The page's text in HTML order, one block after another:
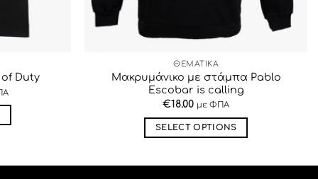
Duty
ΘΕΜΑΤΙΚΑ
Μακρυμάνικο με στάμπα Pablo
Escobar is calling
€18.00 με ΦΠΑ
SELECT OPTIONS